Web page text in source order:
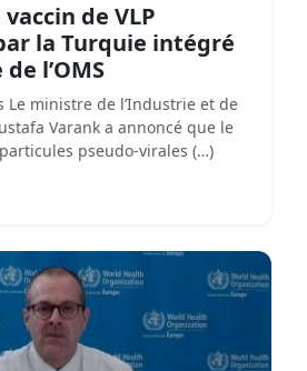
de VLP
la Turquie intégré
l’OMS
Le ministre de l’Industrie et de
Varank a annoncé que le
pseudo-virales (…)